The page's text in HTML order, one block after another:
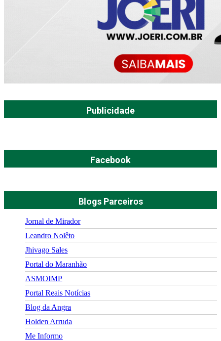
Publicidade
Facebook
Blogs Parceiros
Jornal de Mirador
Leandro Nolêto
Jhivago Sales
Portal do Maranhão
ASMOIMP
Portal Reais Notí­cias
Blog da Angra
Holden Arruda
Me Informo